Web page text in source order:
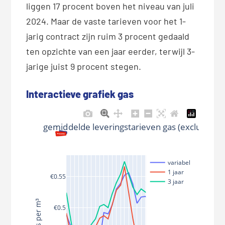
2-8a43-4ab1-967a-731bc986b7a5"))
{ Plotly.newPlot( "ff2a28d2-8a43-
4ab1-967a-731bc986b7a5",
[{"name":"variabel","x":["2024-
01-01T00:00:00","2024-02-
01T00:00:00","2024-04-
01T00:00:00","2024-05-
01T00:00:00","2024-06-
01T00:00:00","2024-07-
01T00:00:00","2024-09-
01T00:00:00","2024-10-
01T00:00:00","2024-11-
01T00:00:00","2024-12-
01T00:00:00","2025-01-
liggen 17 procent boven het niveau van juli
2024. Maar de vaste tarieven voor het 1-
jarig contract zijn ruim 3 procent gedaald
ten opzichte van een jaar eerder, terwijl 3-
jarige juist 9 procent stegen.
Interactieve grafiek gas
€0.5
€0.55
variabel
1 jaar
3 jaar
gemiddelde leveringstarieven gas (exclusief